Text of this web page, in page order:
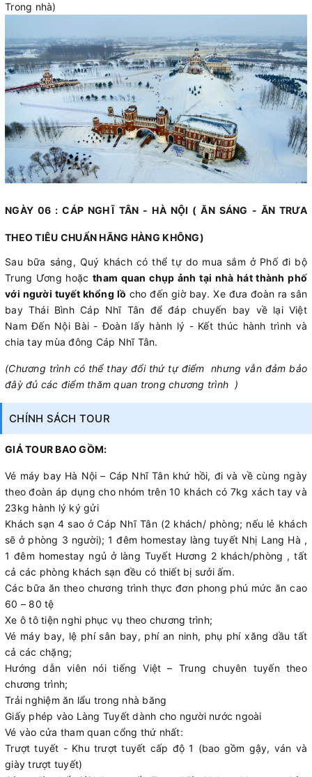
Trong nhà)
NGÀY 06 : CÁP NGHĨ TÂN - HÀ NỘI ( ĂN SÁNG - ĂN TRƯA
THEO TIÊU CHUẨN HÃNG HÀNG KHÔNG)
Sau bữa sáng, Quý khách có thể tự do mua sắm ở Phố đi bộ
Trung Ương hoặctham quan chụp ảnh tại nhà hát thành phố
với người tuyết khổng lồ cho đến giờ bay. Xe đưa đoàn ra sân
bay Thái Bình Cáp Nhĩ Tân để đáp chuyến bay về lại Việt
Nam Đến Nội Bài - Đoàn lấy hành lý - Kết thúc hành trình và
chia tay mùa đông Cáp Nhĩ Tân.
(Chương trình có thể thay đổi thứ tự điểm nhưng vẫn đảm bảo
đâỳ đủ các điểm thăm quan trong chương trình )
CHÍNH SÁCH TOUR
GIÁ TOUR BAO GỒM:
Vé máy bay Hà Nội – Cáp Nhĩ Tân khứ hồi, đi và về cùng ngày
theo đoàn áp dụng cho nhóm trên 10 khách có 7kg xách tay và
23kg hành lý ký gửi
Khách sạn 4 sao ở Cáp Nhĩ Tân (2 khách/ phòng; nếu lẻ khách
sẽ ở phòng 3 người); 1 đêm homestay làng tuyết Nhị Lang Hà ,
1 đêm homestay ngủ ở làng Tuyết Hương 2 khách/phòng , tất
cả các phòng khách sạn đều có thiết bị sưởi ấm.
Các bữa ăn theo chương trình thực đơn phong phú mức ăn cao
60 – 80 tệ
Xe ô tô tiện nghi phục vụ theo chương trình;
Vé máy bay, lệ phí sân bay, phí an ninh, phụ phí xăng dầu tất
cả các chặng;
Hướng dẫn viên nói tiếng Việt – Trung chuyên tuyến theo
chương trình;
Trải nghiệm ăn lẩu trong nhà băng
Giấy phép vào Làng Tuyết dành cho người nước ngoài
Vé vào cửa tham quan cổng thứ nhất:
Trượt tuyết - Khu trượt tuyết cấp độ 1 (bao gồm gậy, ván và
giày trượt tuyết)